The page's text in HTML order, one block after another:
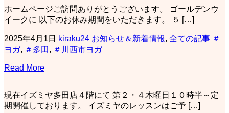
ホームページご訪問ありがとうございます。 ゴールデンウ
イークに 以下のお休み期間をいただきます。 ５ […]
2025年4月1日 kiraku24 お知らせ＆新着情報, 全ての記事 ＃
ヨガ, ＃多田 , ＃川西市ヨガ
Read More
現在イズミヤ多田店４階にて 第２・４木曜日１０時半～定
期開催しております。 イズミヤのレッスンはご予 […]